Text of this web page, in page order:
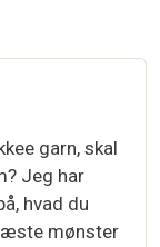
garn, skal
Jeg har
hvad du
mønster